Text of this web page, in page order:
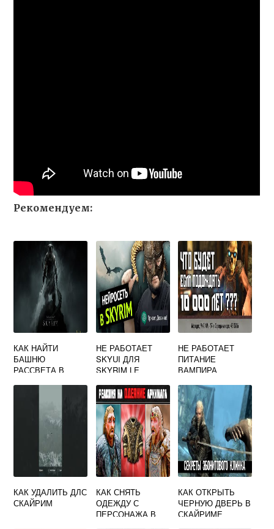
Рекомендуем:
КАК НАЙТИ
БАШНЮ
РАССВЕТА В
НЕ РАБОТАЕТ
SKYUI ДЛЯ
SKYRIM LE
НЕ РАБОТАЕТ
ПИТАНИЕ
ВАМПИРА
КАК УДАЛИТЬ ДЛС
СКАЙРИМ
КАК СНЯТЬ
ОДЕЖДУ С
ПЕРСОНАЖА В
КАК ОТКРЫТЬ
ЧЕРНУЮ ДВЕРЬ В
СКАЙРИМЕ